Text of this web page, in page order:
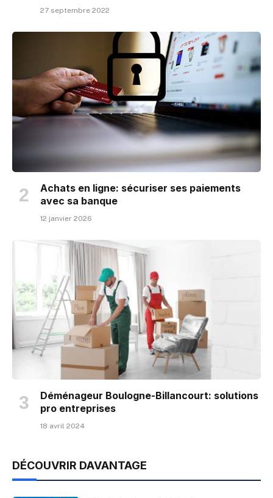
27 septembre 2022
Achats en ligne: sécuriser ses paiements
avec sa banque
12 janvier 2026
Déménageur Boulogne-Billancourt: solutions
pro entreprises
18 avril 2024
DÉCOUVRIR DAVANTAGE